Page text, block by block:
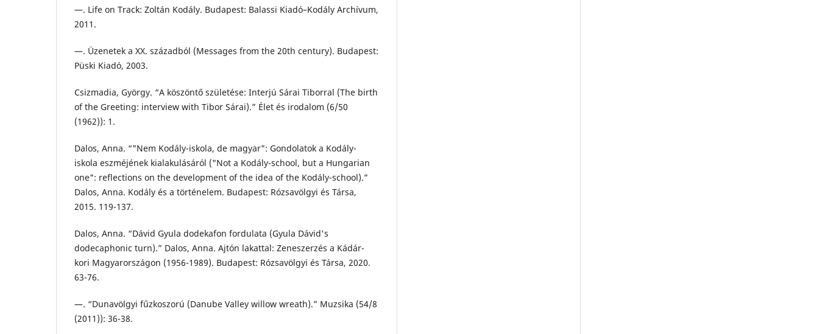
—. Life on Track: Zoltán Kodály. Budapest: Balassi Kiadó–Kodály Archívum,
2011.
—. Üzenetek a XX. századból (Messages from the 20th century). Budapest:
Püski Kiadó, 2003.
Csizmadia, György. “A köszöntő születése: Interjú Sárai Tiborral (The birth
of the Greeting: interview with Tibor Sárai).” Élet és irodalom (6/50
(1962)): 1.
Dalos, Anna. “"Nem Kodály-iskola, de magyar": Gondolatok a Kodály-
iskola eszméjének kialakulásáról ("Not a Kodály-school, but a Hungarian
one": reflections on the development of the idea of the Kodály-school).”
Dalos, Anna. Kodály és a történelem. Budapest: Rózsavölgyi és Társa,
2015. 119-137.
Dalos, Anna. “Dávid Gyula dodekafon fordulata (Gyula Dávid's
dodecaphonic turn).” Dalos, Anna. Ajtón lakattal: Zeneszerzés a Kádár-
kori Magyarországon (1956-1989). Budapest: Rózsavölgyi és Társa, 2020.
63-76.
—. “Dunavölgyi fűzkoszorú (Danube Valley willow wreath).” Muzsika (54/8
(2011)): 36-38.